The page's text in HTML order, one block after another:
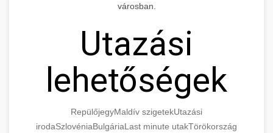
városban.
Utazási
lehetőségek
RepülőjegyMaldív szigetekUtazási
irodaSzlovéniaBulgáriaLast minute utakTörökország